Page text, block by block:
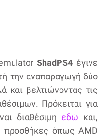
ShadPS4 έγινε
την αναπαραγωγή δύο
και βελτιώνοντας τις
Πρόκειται για
διαθέσιμη εδώ και,
προσθήκες όπως AMD